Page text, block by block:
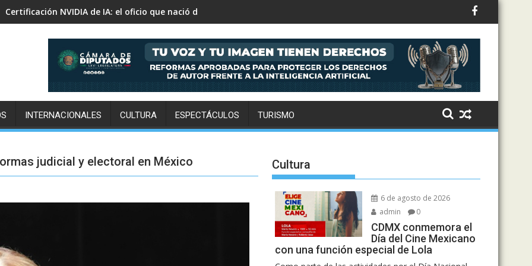
Tu próxima aventura todoterreno te espera en San Felipe
INTERNACIONALES CULTURA ESPECTÁCULOS TURISMO
judicial y electoral en México Cultura
6 de agosto de 2026
admin
0
CDMX conmemora el
Día del Cine Mexicano
con una función especial de Lola